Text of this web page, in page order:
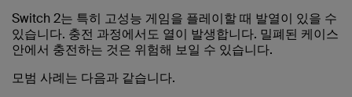
Switch 2는 특히 고성능 게임을 플레이할 때 발열이 있을 수
있습니다. 충전 과정에서도 열이 발생합니다. 밀폐된 케이스
안에서 충전하는 것은 위험해 보일 수 있습니다.
모범 사례는 다음과 같습니다.